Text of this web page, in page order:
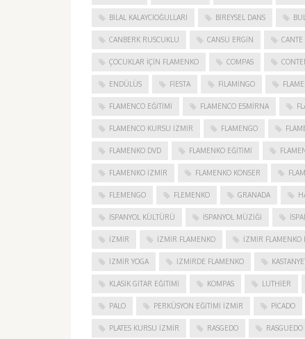
BILAL KALAYCIOĞULLARI BIREYSEL DANS
CANBERK RUSCUKLU CANSU ERGIN CANTE
ÇOCUKLAR IÇIN FLAMENKO COMPAS
ENDÜLÜS FIESTA FILAMINGO
FLAMENCO EĞITIMI FLAMENCO ESMIRNA
FLAMENCO KURSU İZMIR FLAMENGO
FLAMENKO DVD FLAMENKO EĞITIMI
FLAMENKO IZMIR FLAMENKO KONSER
FLEMENGO FLEMENKO GRANADA
İSPANYOL KÜLTÜRÜ İSPANYOL MÜZIĞI
IZMIR IZMIR FLAMENKO İZMIR FLAMENKO
İZMIR YOGA IZMIRDE FLAMENKO
KLASIK GITAR EĞITIMI KOMPAS LUTHIER
PALO PERKÜSYON EĞITIMI İZMIR PICADO
PLATES KURSU İZMIR RASGEDO RASGUEDO